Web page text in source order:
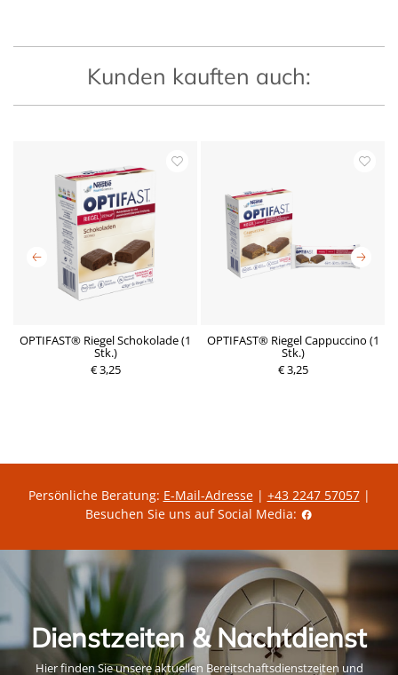
Kunden kauften auch:
OPTIFAST® Riegel Schokolade (1
Stk.)
€ 3,25
OPTIFAST® Riegel Cappuccino (1
Stk.)
€ 3,25
Persönliche Beratung: E-Mail-Adresse| +43 2247 57057|
Besuchen Sie uns auf Social Media:
Dienstzeiten & Nachtdienst
Hier finden Sie unsere aktuellen Bereitschaftsdienstzeiten und